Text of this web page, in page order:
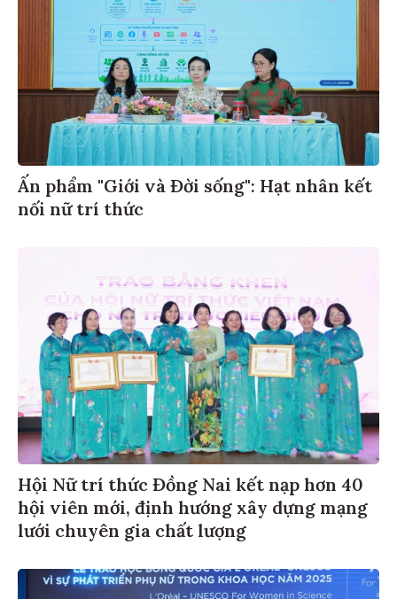
Ấn phẩm "Giới và Đời sống": Hạt nhân kết
nối nữ trí thức
Hội Nữ trí thức Đồng Nai kết nạp hơn 40
hội viên mới, định hướng xây dựng mạng
lưới chuyên gia chất lượng